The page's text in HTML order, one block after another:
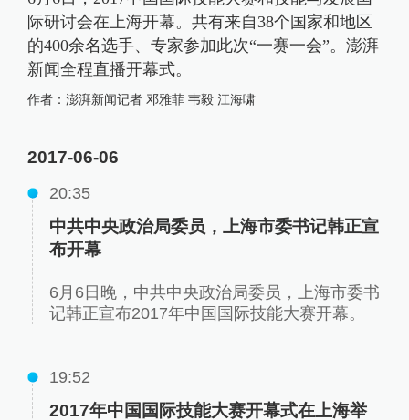
际研讨会在上海开幕。共有来自38个国家和地区
的400余名选手、专家参加此次“一赛一会”。澎湃
新闻全程直播开幕式。
作者： 澎湃新闻记者 邓雅菲 韦毅 江海啸
2017-06-06
20:35
中共中央政治局委员，上海市委书记韩正宣
布开幕
6月6日晚，中共中央政治局委员，上海市委书
记韩正宣布2017年中国国际技能大赛开幕。
19:52
2017年中国国际技能大赛开幕式在上海举